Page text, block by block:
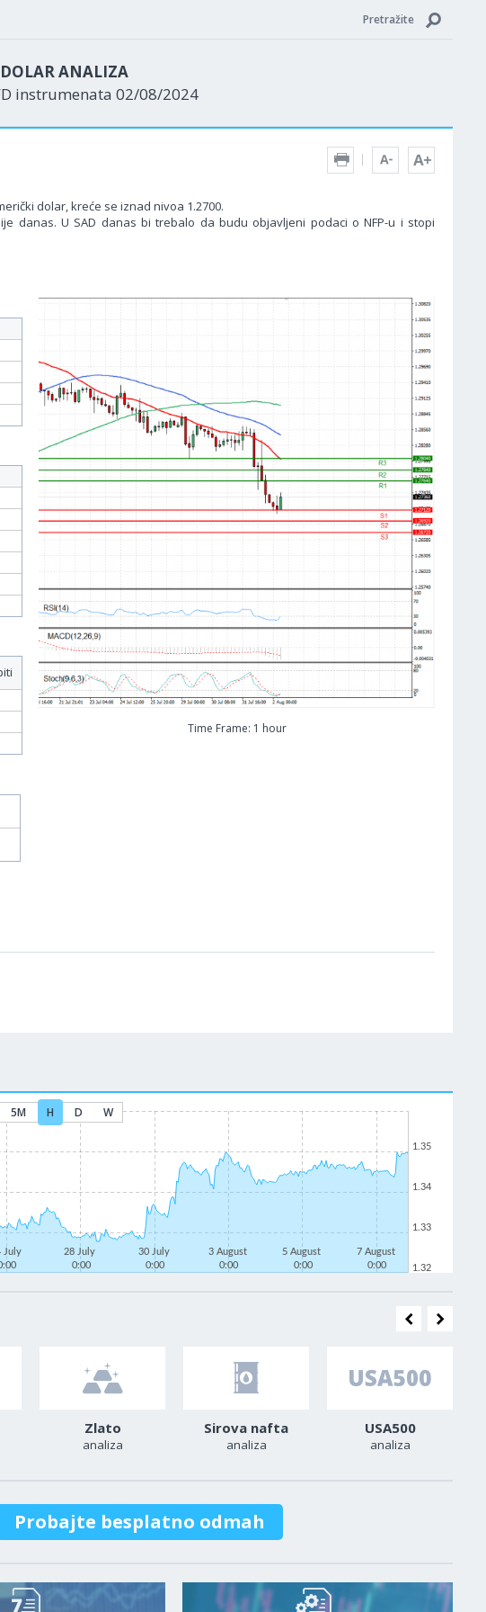
Pretražite
ANALIZA
instrumenata 02/08/2024
dolar, kreće se iznad nivoa 1.2700.
danas. U SAD danas bi trebalo da budu objavljeni podaci o NFP-u i stopi
Time Frame: 1 hour
5M H D W
July
28 July
0:00
30 July
0:00
3 August
0:00
5 August
0:00
7 August
0:00
1.32
1.33
1.34
1.35
Zlato
analiza
Sirova nafta
analiza
USA500
analiza
Probajte besplatno odmah